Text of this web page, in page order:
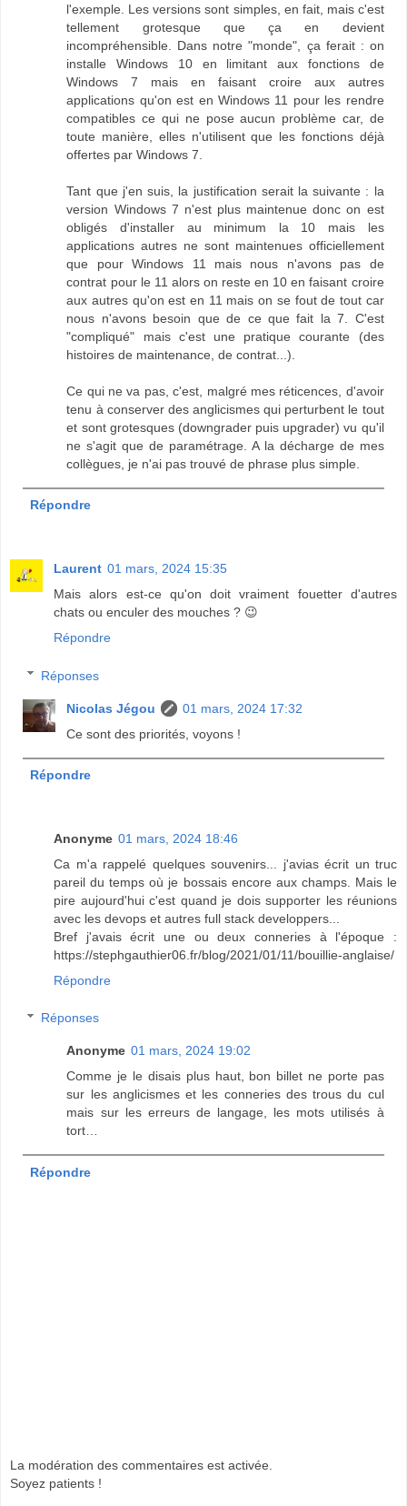
l'exemple. Les versions sont simples, en fait, mais c'est
tellement grotesque que ça en devient
incompréhensible. Dans notre "monde", ça ferait : on
installe Windows 10 en limitant aux fonctions de
Windows 7 mais en faisant croire aux autres
applications qu'on est en Windows 11 pour les rendre
compatibles ce qui ne pose aucun problème car, de
toute manière, elles n'utilisent que les fonctions déjà
offertes par Windows 7.
Tant que j'en suis, la justification serait la suivante : la
version Windows 7 n'est plus maintenue donc on est
obligés d'installer au minimum la 10 mais les
applications autres ne sont maintenues officiellement
que pour Windows 11 mais nous n'avons pas de
contrat pour le 11 alors on reste en 10 en faisant croire
aux autres qu'on est en 11 mais on se fout de tout car
nous n'avons besoin que de ce que fait la 7. C'est
"compliqué" mais c'est une pratique courante (des
histoires de maintenance, de contrat...).
Ce qui ne va pas, c'est, malgré mes réticences, d'avoir
tenu à conserver des anglicismes qui perturbent le tout
et sont grotesques (downgrader puis upgrader) vu qu'il
ne s'agit que de paramétrage. A la décharge de mes
collègues, je n'ai pas trouvé de phrase plus simple.
Répondre
Laurent 01 mars, 2024 15:35
Mais alors est-ce qu'on doit vraiment fouetter d'autres
chats ou enculer des mouches ? 😉
Répondre
Réponses
Nicolas Jégou
01 mars, 2024 17:32
Ce sont des priorités, voyons !
Répondre
Anonyme 01 mars, 2024 18:46
Ca m'a rappelé quelques souvenirs... j'avias écrit un truc
pareil du temps où je bossais encore aux champs. Mais le
pire aujourd'hui c'est quand je dois supporter les réunions
avec les devops et autres full stack developpers...
Bref j'avais écrit une ou deux conneries à l'époque :
https://stephgauthier06.fr/blog/2021/01/11/bouillie-anglaise/
Répondre
Réponses
Anonyme 01 mars, 2024 19:02
Comme je le disais plus haut, bon billet ne porte pas
sur les anglicismes et les conneries des trous du cul
mais sur les erreurs de langage, les mots utilisés à
tort…
Répondre
La modération des commentaires est activée.
Soyez patients !